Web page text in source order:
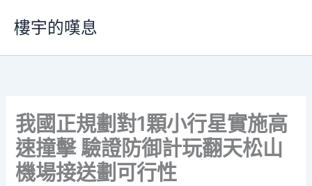
要
樓宇的嘆息
我國正規劃對1顆小行星實施高
速撞擊 驗證防御計玩翻天松山
機場接送劃可行性